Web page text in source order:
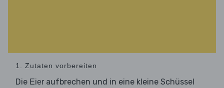
1. Zutaten vorbereiten
Die Eier aufbrechen und in eine kleine Schüssel